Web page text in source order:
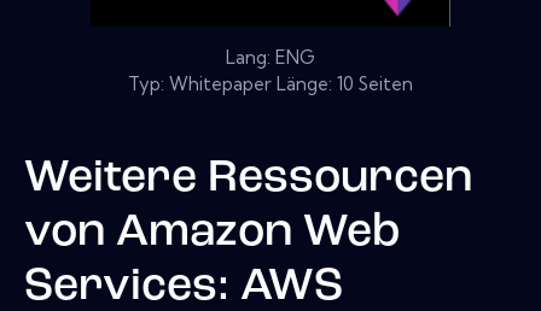
Lang: ENG
Typ: Whitepaper Länge: 10 Seiten
Weitere Ressourcen
von Amazon Web
Services: AWS